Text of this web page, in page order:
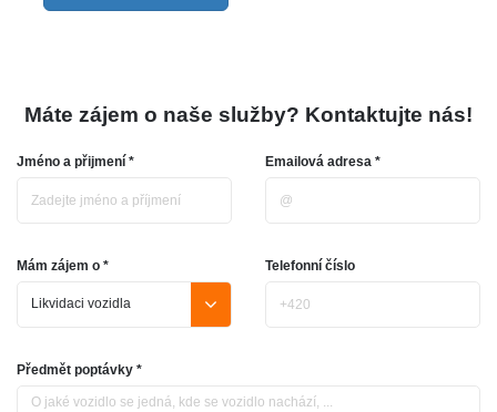
Máte zájem o naše služby? Kontaktujte nás!
Jméno a přijmení * Emailová adresa *
Mám zájem o * Telefonní číslo
Předmět poptávky *